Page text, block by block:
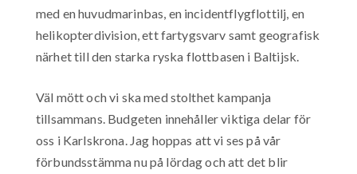
med en huvudmarinbas, en incidentflygflottilj, en
helikopterdivision, ett fartygsvarv samt geografisk
närhet till den starka ryska flottbasen i Baltijsk.
Väl mött och vi ska med stolthet kampanja
tillsammans. Budgeten innehåller viktiga delar för
oss i Karlskrona. Jag hoppas att vi ses på vår
förbundsstämma nu på lördag och att det blir